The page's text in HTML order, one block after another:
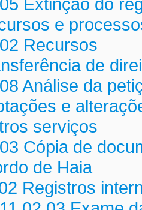
Extinção do
e
Recursos
de
Análise da
e
serviços
Cópia de
de Haia
Registros